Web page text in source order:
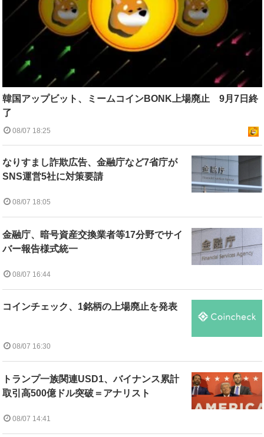
韓国アップビット、ミームコインBONK上場廃止 9月7日終
了
08/07 18:25
なりすまし詐欺広告、金融庁など7省庁が
SNS運営5社に対策要請
08/07 18:05
金融庁、暗号資産交換業者等17分野でサイ
バー報告様式統一
08/07 16:44
コインチェック、1銘柄の上場廃止を発表
08/07 16:30
トランプ一族関連USD1、バイナンス累計
取引高500億ドル突破＝アナリスト
08/07 14:41